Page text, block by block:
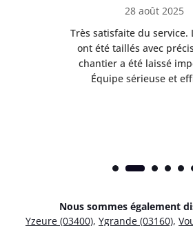
28 août 2025
Très satisfaite du service.
ont été taillés avec
chantier a été laissé
Équipe sérieuse et
Nous sommes également
Yzeure (03400), Ygrande (03160),